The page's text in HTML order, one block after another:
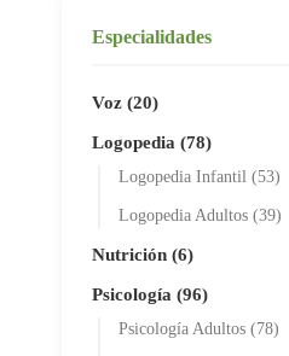
Especialidades
Voz (20)
Logopedia (78)
Logopedia Infantil (53)
Logopedia Adultos (39)
Nutrición (6)
Psicología (96)
Psicología Adultos (78)